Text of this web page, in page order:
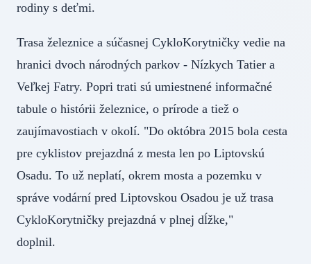
rodiny s deťmi.
Trasa železnice a súčasnej CykloKorytničky vedie na
hranici dvoch národných parkov - Nízkych Tatier a
Veľkej Fatry. Popri trati sú umiestnené informačné
tabule o histórii železnice, o prírode a tiež o
zaujímavostiach v okolí. "Do októbra 2015 bola cesta
pre cyklistov prejazdná z mesta len po Liptovskú
Osadu. To už neplatí, okrem mosta a pozemku v
správe vodární pred Liptovskou Osadou je už trasa
CykloKorytničky prejazdná v plnej dĺžke,"
doplnil.